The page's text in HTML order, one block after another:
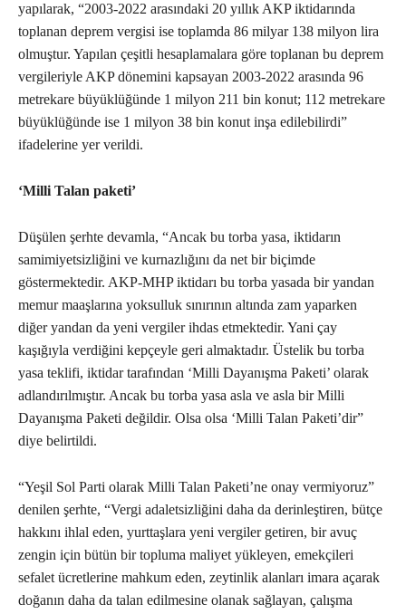
yapılarak, “2003-2022 arasındaki 20 yıllık AKP iktidarında
toplanan deprem vergisi ise toplamda 86 milyar 138 milyon lira
olmuştur. Yapılan çeşitli hesaplamalara göre toplanan bu deprem
vergileriyle AKP dönemini kapsayan 2003-2022 arasında 96
metrekare büyüklüğünde 1 milyon 211 bin konut; 112 metrekare
büyüklüğünde ise 1 milyon 38 bin konut inşa edilebilirdi”
ifadelerine yer verildi.
‘Milli Talan paketi’
Düşülen şerhte devamla, “Ancak bu torba yasa, iktidarın
samimiyetsizliğini ve kurnazlığını da net bir biçimde
göstermektedir. AKP-MHP iktidarı bu torba yasada bir yandan
memur maaşlarına yoksulluk sınırının altında zam yaparken
diğer yandan da yeni vergiler ihdas etmektedir. Yani çay
kaşığıyla verdiğini kepçeyle geri almaktadır. Üstelik bu torba
yasa teklifi, iktidar tarafından ‘Milli Dayanışma Paketi’ olarak
adlandırılmıştır. Ancak bu torba yasa asla ve asla bir Milli
Dayanışma Paketi değildir. Olsa olsa ‘Milli Talan Paketi’dir”
diye belirtildi.
“Yeşil Sol Parti olarak Milli Talan Paketi’ne onay vermiyoruz”
denilen şerhte, “Vergi adaletsizliğini daha da derinleştiren, bütçe
hakkını ihlal eden, yurttaşlara yeni vergiler getiren, bir avuç
zengin için bütün bir topluma maliyet yükleyen, emekçileri
sefalet ücretlerine mahkum eden, zeytinlik alanları imara açarak
doğanın daha da talan edilmesine olanak sağlayan, çalışma